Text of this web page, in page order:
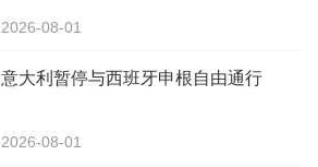
2026-08-01
意大利暂停与西班牙申根自由通行
2026-08-01